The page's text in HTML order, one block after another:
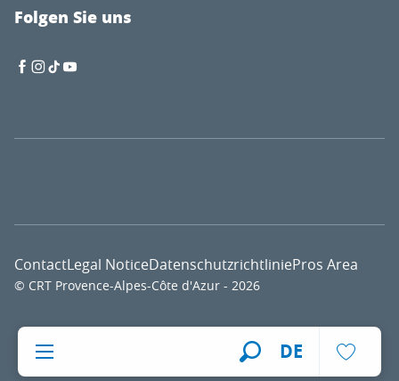
DE
Folgen Sie uns
© CRT Provence-Alpes-Côte d'Azur - 2026
ContactLegal NoticeDatenschutzrichtliniePros Area